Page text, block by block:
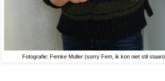
Fotografie: Femke Muller (sorry Fem, ik kon niet stil staan)